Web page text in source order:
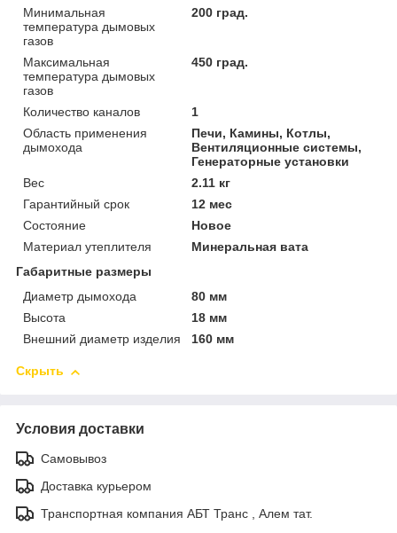
Минимальная
температура дымовых
газов
200 град.
Максимальная
температура дымовых
газов
450 град.
Количество каналов
1
Область применения
дымохода
Печи, Камины, Котлы,
Вентиляционные системы,
Генераторные установки
Вес
2.11 кг
Гарантийный срок
12 мес
Состояние
Новое
Материал утеплителя
Минеральная вата
Габаритные размеры
Диаметр дымохода
80 мм
Высота
18 мм
Внешний диаметр изделия
160 мм
Скрыть
Условия доставки
Самовывоз
Доставка курьером
Транспортная компания АБТ Транс , Алем тат.